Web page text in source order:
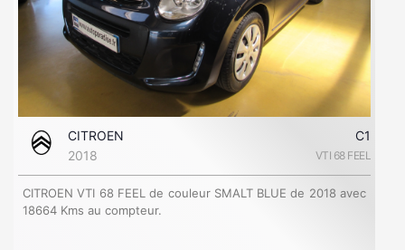
CITROEN
C1
2018
VTI 68 FEEL
CITROEN VTI 68 FEEL de couleur SMALT BLUE de 2018 avec
18664 Kms au compteur.